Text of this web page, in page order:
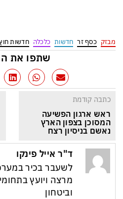
מבזק כסף זר חדשות כלכלה חדשות
שתפו את
כתבה קודמת
ראש ארגון הפשיעה
המסוכן בצפון הארץ
נאשם בניסיון רצח
ד"ר אייל פינקו
לשעבר בכיר
מרצה ויועץ
וביטחון